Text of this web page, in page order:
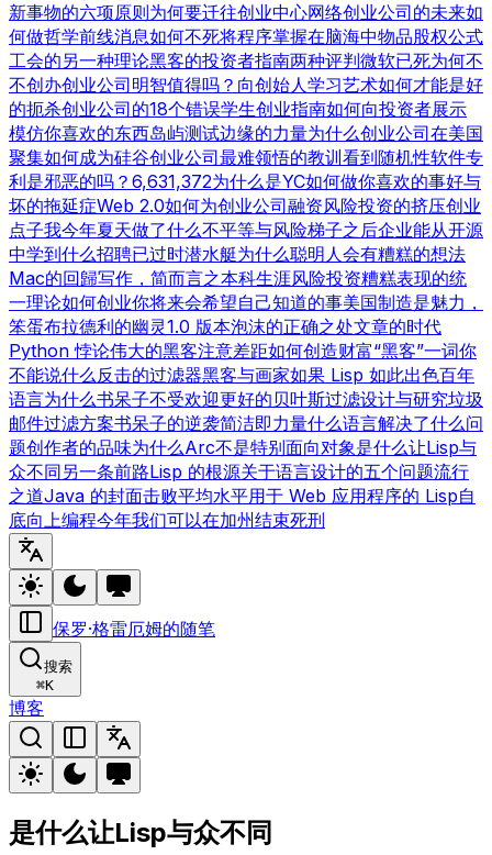
新事物的六项原则为何要迁往创业中心网络创业公司的未来如
何做哲学前线消息如何不死将程序掌握在脑海中物品股权公式
工会的另一种理论黑客的投资者指南两种评判微软已死为何不
不创办创业公司明智值得吗？ 向创始人学习艺术如何才能是好
的扼杀创业公司的18个错误学生创业指南如何向投资者展示
模仿你喜欢的东西岛屿测试边缘的力量为什么创业公司在美国
聚集如何成为硅谷创业公司最难领悟的教训 看到随机性软件专
利是邪恶的吗？ 6,631,372为什么是YC如何做你喜欢的事好与
坏的拖延症Web 2.0如何为创业公司融资风险投资的挤压创业
点子我今年夏天做了什么不平等与风险梯子之后企业能从开源
中学到什么招聘已过时潜水艇为什么聪明人会有糟糕的想法
Mac的回歸写作，简而言之本科生涯风险投资糟糕表现的统
一理论如何创业你将来会希望自己知道的事美国制造是魅力，
笨蛋布拉德利的幽灵1.0 版本泡沫的正确之处文章的时代
Python 悖论伟大的黑客注意差距如何创造财富“黑客”一词你
不能说什么反击的过滤器黑客与画家如果 Lisp 如此出色百年
语言为什么书呆子不受欢迎更好的贝叶斯过滤设计与研究垃圾
邮件过滤方案书呆子的逆袭简洁即力量什么语言解决了什么问
题创作者的品味为什么Arc不是特别面向对象是什么让Lisp与
众不同另一条前路Lisp 的根源关于语言设计的五个问题流行
之道Java 的封面击败平均水平用于 Web 应用程序的 Lisp自
底向上编程今年我们可以在加州结束死刑
保罗·格雷厄姆的随笔
搜索
⌘K
博客
是什么让Lisp与众不同